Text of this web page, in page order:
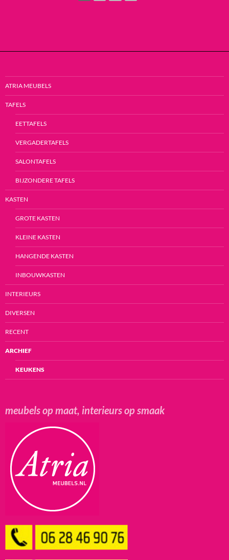
ATRIA MEUBELS
TAFELS
EETTAFELS
VERGADERTAFELS
SALONTAFELS
BIJZONDERE TAFELS
KASTEN
GROTE KASTEN
KLEINE KASTEN
HANGENDE KASTEN
INBOUWKASTEN
INTERIEURS
DIVERSEN
RECENT
ARCHIEF
KEUKENS
meubels op maat, interieurs op smaak